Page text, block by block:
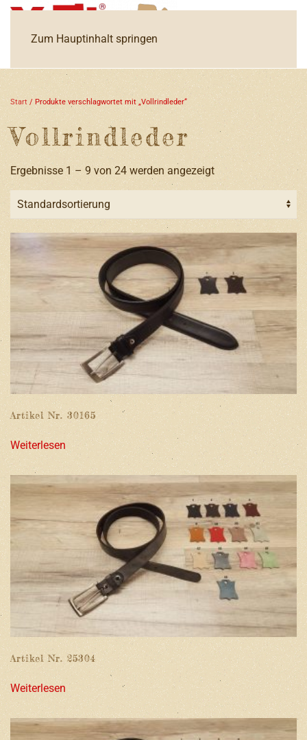
Zum Hauptinhalt springen
Start / Produkte verschlagwortet mit „Vollrindleder“
Vollrindleder
Ergebnisse 1 – 9 von 24 werden angezeigt
Artikel Nr. 30165
Weiterlesen
Artikel Nr. 25304
Weiterlesen